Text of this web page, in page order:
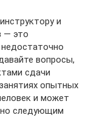
и
— это
вопросы,
сдачи
опытных
и может
следующим